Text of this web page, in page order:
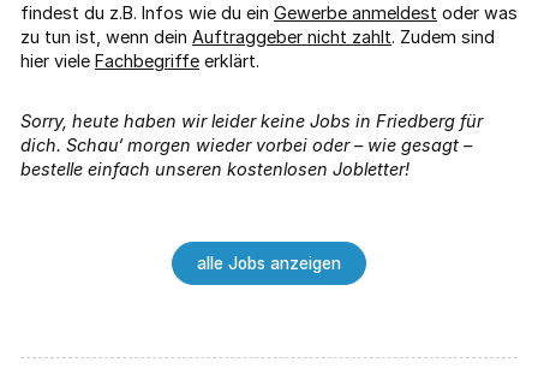
findest du z.B. Infos wie du ein Gewerbe anmeldest oder was
zu tun ist, wenn dein Auftraggeber nicht zahlt. Zudem sind
hier viele Fachbegriffe erklärt.
Sorry, heute haben wir leider keine Jobs in Friedberg für
dich. Schau‘ morgen wieder vorbei oder – wie gesagt –
bestelle einfach unseren kostenlosen Jobletter!
alle Jobs anzeigen